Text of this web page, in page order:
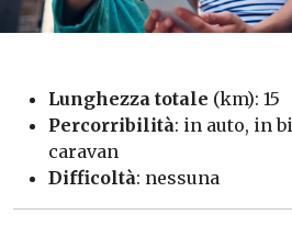
Lunghezza totale (km): 15
Percorribilità: in auto, in
caravan
Difficoltà: nessuna